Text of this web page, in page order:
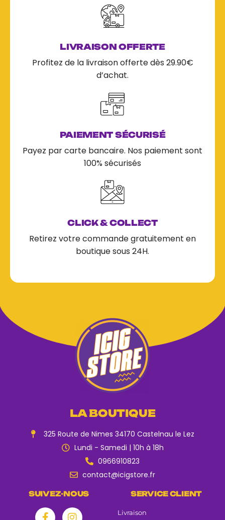
LIVRAISON OFFERTE
Profitez de la livraison offerte dès 29.90€
d’achat.
PAIEMENT SÉCURISÉ
Payez par carte bancaire. Nos paiement sont
100% sécurisés
CLICK & COLLECT
Retirez votre commande gratuitement en
boutique sous 24H.
LA BOUTIQUE
325 Route de Nimes 34170 Castelnau le Lez
Lundi - Samedi | 10h à 18h
0966910823
contact@icigstore.fr
SUIVEZ-NOUS SERVICE CLIENT
Livraison